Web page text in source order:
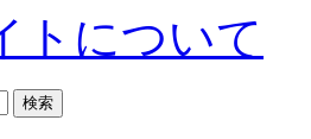
トについて